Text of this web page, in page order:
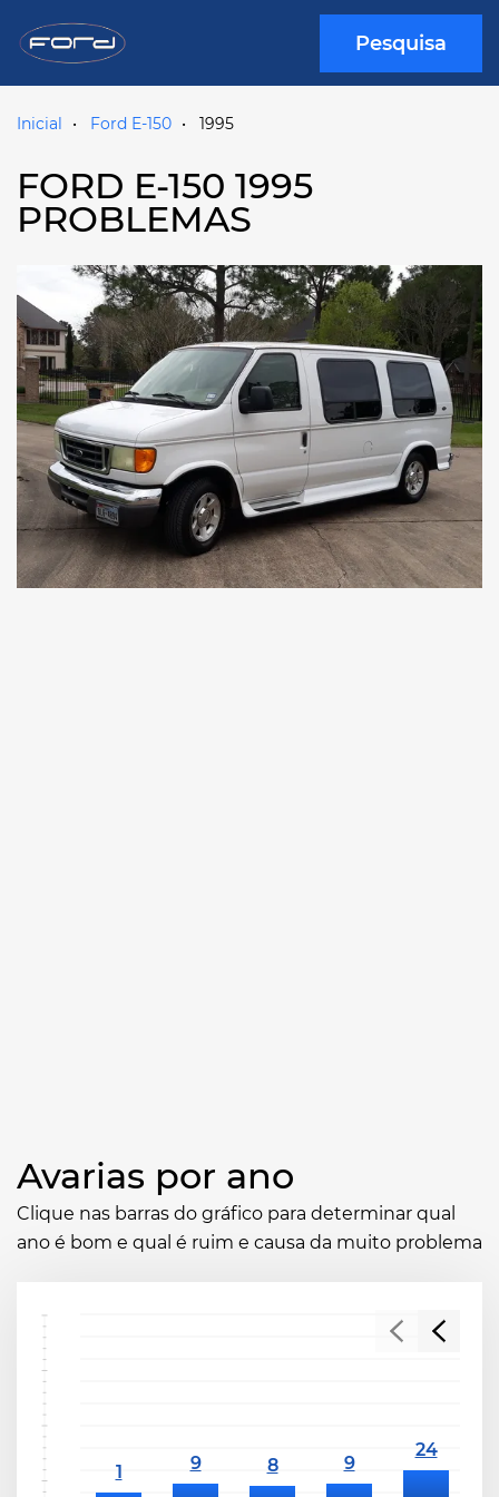
Pesquisa
Inicial Ford E-150 1995
FORD E-150 1995
PROBLEMAS
Avarias por ano
Clique nas barras do gráfico para determinar qual
ano é bom e qual é ruim e causa da muito problema